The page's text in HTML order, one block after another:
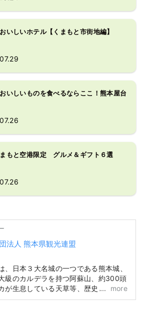
いしいホテル【くまもと市街地編】
いしいものを食べるならここ！熊本屋台
もと空港限定 グルメ＆ギフト６選
法人 熊本県観光連盟
、日本３大名城の一つである熊本城、
級のカルデラを持つ阿蘇山、約300頭
が生息している天草等、歴史と大自然
る都市です。日本一有名なご当地キャ
more